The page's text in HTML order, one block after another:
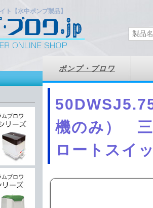
ト【水中ポンプ製品】
ポンプ・ブロワ
機のみ）
ロートスイ